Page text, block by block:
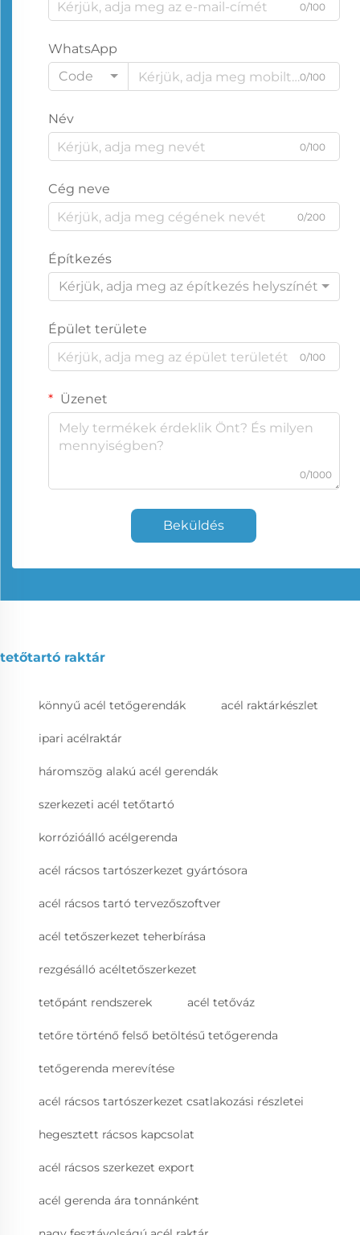
0/100
WhatsApp
Code
0/100
Név
0/100
Cég neve
0/200
Építkezés
Kérjük, adja meg az építkezés helyszínét
Épület területe
0/100
Üzenet
0/1000
Beküldés
tetőtartó raktár
könnyű acél tetőgerendák acél raktárkészlet
ipari acélraktár
háromszög alakú acél gerendák
szerkezeti acél tetőtartó
korrózióálló acélgerenda
acél rácsos tartószerkezet gyártósora
acél rácsos tartó tervezőszoftver
acél tetőszerkezet teherbírása
rezgésálló acéltetőszerkezet
tetőpánt rendszerek acél tetőváz
tetőre történő felső betöltésű tetőgerenda
tetőgerenda merevítése
acél rácsos tartószerkezet csatlakozási részletei
hegesztett rácsos kapcsolat
acél rácsos szerkezet export
acél gerenda ára tonnánként